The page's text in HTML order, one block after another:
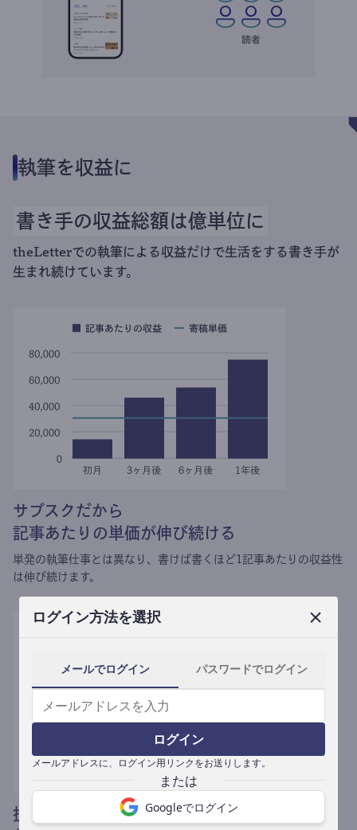
ログイン方法を選択
メールでログイン パスワードでログイン
ログイン
メールアドレスに、ログイン用リンクをお送りします。
Googleでログイン
執筆を収益に
書き手の収益総額は億単位に
theLetterでの執筆による収益だけで生活をする書き手が
生まれ続けています。
サブスクだから
記事あたりの単価が伸び続ける
単発の執筆仕事とは異なり、 書けば書くほど1記事あたりの収益性
は伸び続けます。
提携媒体による記事買い取りで